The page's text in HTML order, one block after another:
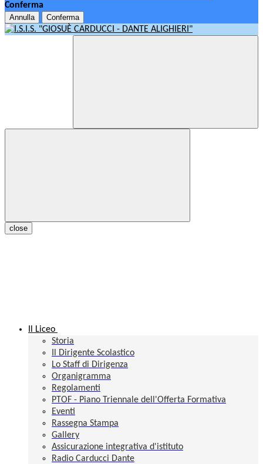
Conferma
Annulla Conferma
close
Il Liceo
Storia
Il Dirigente Scolastico
Lo Staff di Dirigenza
Organigramma
Regolamenti
PTOF - Piano Triennale dell'Offerta Formativa
Eventi
Rassegna Stampa
Gallery
Assicurazione integrativa d'istituto
Radio Carducci Dante